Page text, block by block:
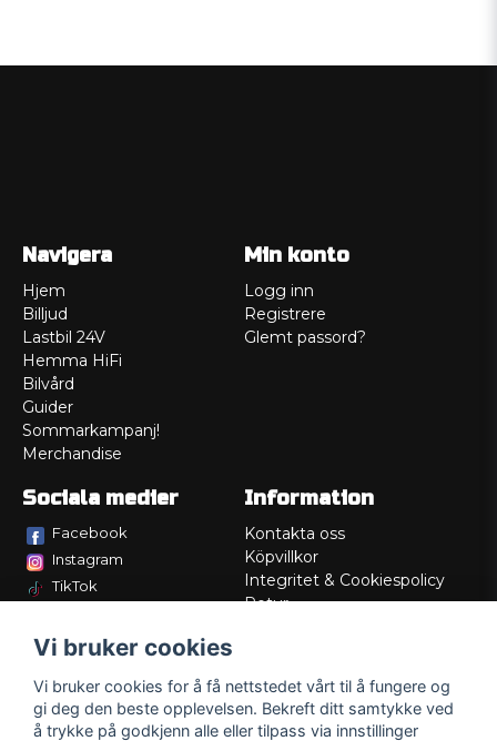
Navigera
Hjem
Billjud
Lastbil 24V
Hemma HiFi
Bilvård
Guider
Sommarkampanj!
Merchandise
Min konto
Logg inn
Registrere
Glemt passord?
Sociala medier
Facebook
Instagram
TikTok
Information
Kontakta oss
Köpvillkor
Integritet & Cookiespolicy
Retur
Lådritning
Om oss
Vi bruker cookies
Vi bruker cookies for å få nettstedet vårt til å fungere og
gi deg den beste opplevelsen. Bekreft ditt samtykke ved
å trykke på godkjenn alle eller tilpass via innstillinger